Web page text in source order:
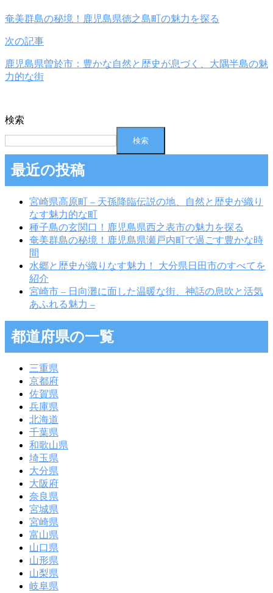
奄美群島の秘境！鹿児島県徳之島町の魅力を探る
次の記事
鹿児島県曽於市：豊かな自然と歴史が息づく、大隅半島の魅
力的な街
検索
検索
最近の投稿
宮崎県高原町 – 天孫降臨伝説の地、自然と歴史が織り
なす魅力的な町
種子島の玄関口！鹿児島県西之表市の魅力を探る
奄美群島の秘境！鹿児島県瀬戸内町で過ごす豊かな時
間
水郷と歴史が織りなす魅力！ 大分県日田市のすべてを
紹介
宮崎市 – 日向灘に面した温暖な街、神話の息吹と活気
あふれる魅力 –
都道府県の一覧
三重県
京都府
佐賀県
兵庫県
北海道
千葉県
和歌山県
埼玉県
大分県
大阪府
奈良県
宮城県
宮崎県
富山県
山口県
山形県
山梨県
岐阜県